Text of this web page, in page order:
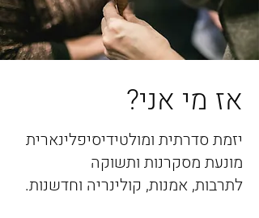
אז מי אני?
יזמת סדרתית ומולטידיסיפלינארית
מונעת מסקרנות ותשוקה
לתרבות, אמנות, קולינריה וחדשנות.